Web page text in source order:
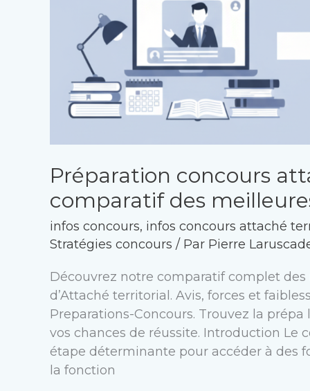
Préparation concours
comparatif des
infos concours, infos concours attaché
Stratégies concours / Par Pierre
Découvrez notre comparatif complet
d’Attaché territorial. Avis, forces et
Preparations-Concours. Trouvez la
vos chances de réussite. Introduction Le
étape déterminante pour accéder à des
la fonction